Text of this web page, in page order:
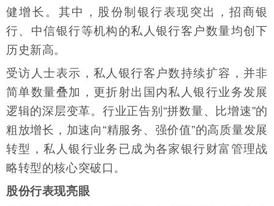
健增长。其中，股份制银行表现突出，招商银
行、中信银行等机构的私人银行客户数量均创下
历史新高。
受访人士表示，私人银行客户数持续扩容，并非
简单数量叠加，更折射出国内私人银行业务发展
逻辑的深层变革。行业正告别“拼数量、比增速”的
粗放增长，加速向“精服务、强价值”的高质量发展
转型，私人银行业务已成为各家银行财富管理战
略转型的核心突破口。
股份行表现亮眼